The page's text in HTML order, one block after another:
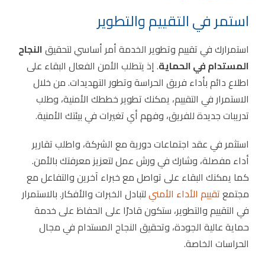
استمر في التقييم والتطوير
استمرارك في تقييم وتطوير الخدمة أمر أساسي لتحقيقالنجاح
المستدام في الحماية. إذ يتطلب الأمن الفعال البقاء على
اطلاع دائم بأداء فريق الحراسة وتطور التهديدات. من خلال
الاستمرار في التقييم، يمكنك تطوير خططك الأمنية، وطلب
تدريبات جديدة للفريق، وفهم أي تغيرات في بيئتك الأمنية.
استثمر في عقد اجتماعات دورية مع الشركة، واطلب تقارير
أداء مفصلة، وشارك في ورش عمل لتعزيز معرفتك بالأمن.
كما يمكنك البقاء على تواصل مع خبراء آخرين والتفاعل مع
مجتمعتقييم الأداء الأمنيلتبادل الخبرات والأفكار. بالاستمرار
في التقييم والتطوير، ستكون قادرًا على الحفاظ على خدمة
حماية عالية الجودة، وتحقيق النجاح المستدام في مجال
الحراسات الخاصة.